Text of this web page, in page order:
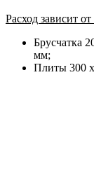
Расход зависит
Брусчатка
мм;
Плиты 300